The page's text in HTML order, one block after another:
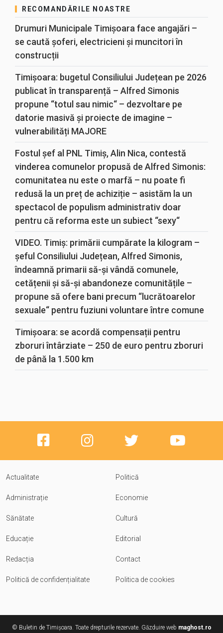
RECOMANDĂRILE NOASTRE
Drumuri Municipale Timișoara face angajări –
se caută șoferi, electricieni și muncitori în
construcții
Timișoara: bugetul Consiliului Județean pe 2026
publicat în transparență – Alfred Simonis
propune “totul sau nimic“ – dezvoltare pe
datorie masivă și proiecte de imagine –
vulnerabilități MAJORE
Fostul șef al PNL Timiș, Alin Nica, contestă
vinderea comunelor propusă de Alfred Simonis:
comunitatea nu este o marfă – nu poate fi
redusă la un preț de achiziție – asistăm la un
spectacol de populism administrativ doar
pentru că reforma este un subiect “sexy“
VIDEO. Timiș: primării cumpărate la kilogram –
șeful Consiliului Județean, Alfred Simonis,
îndeamnă primarii să-și vândă comunele,
cetățenii și să-și abandoneze comunitățile –
propune să ofere bani precum “lucrătoarelor
sexuale“ pentru fuziuni voluntare între comune
Timișoara: se acordă compensații pentru
zboruri întârziate – 250 de euro pentru zboruri
de până la 1.500 km
Actualitate Politică
Administrație Economie
Sănătate Cultură
Educație Editorial
Redacția Contact
Politică de confidențialitate Politica de cookies
© Buletin de Timișoara. Toate drepturile rezervate. Găzduire web maghost.ro